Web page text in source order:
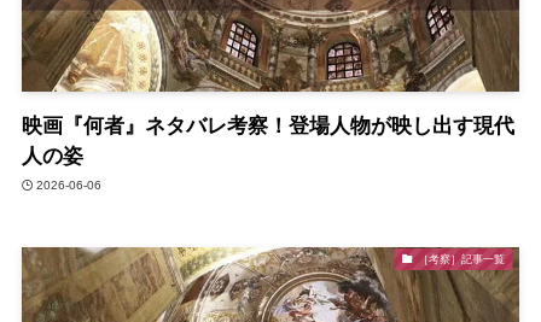
映画『何者』ネタバレ考察！登場人物が映し出す現代
人の姿
2026-06-06
［考察］記事一覧